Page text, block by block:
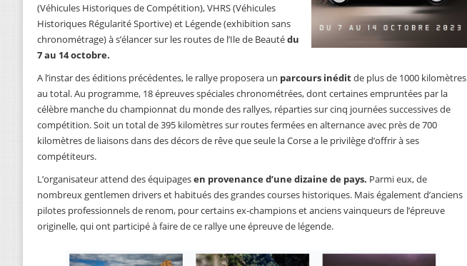
(Véhicules Historiques de Compétition), VHRS (Véhicules
Historiques Régularité Sportive) et Légende (exhibition sans
chronométrage) à s’élancer sur les routes de l’Ile de Beautédu
7 au 14 octobre.
A l’instar des éditions précédentes, le rallye proposera un parcours inéditde plus de 1000 kilomètres
au total. Au programme, 18 épreuves spéciales chronométrées, dont certaines empruntées par la
célèbre manche du championnat du monde des rallyes, réparties sur cinq journées successives de
compétition. Soit un total de 395 kilomètres sur routes fermées en alternance avec près de 700
kilomètres de liaisons dans des décors de rêve que seule la Corse a le privilège d’offrir à ses
compétiteurs.
L’organisateur attend des équipagesen provenance d’une dizaine de pays. Parmi eux, de
nombreux gentlemen drivers et habitués des grandes courses historiques. Mais également d’anciens
pilotes professionnels de renom, pour certains ex-champions et anciens vainqueurs de l’épreuve
originelle, qui ont participé à faire de ce rallye une épreuve de légende.